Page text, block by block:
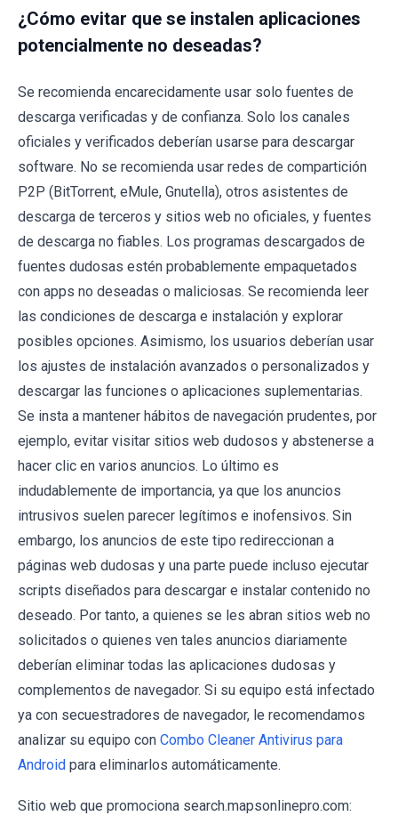
¿Cómo evitar que se instalen aplicaciones
potencialmente no deseadas?
Se recomienda encarecidamente usar solo fuentes de
descarga verificadas y de confianza. Solo los canales
oficiales y verificados deberían usarse para descargar
software. No se recomienda usar redes de compartición
P2P (BitTorrent, eMule, Gnutella), otros asistentes de
descarga de terceros y sitios web no oficiales, y fuentes
de descarga no fiables. Los programas descargados de
fuentes dudosas estén probablemente empaquetados
con apps no deseadas o maliciosas. Se recomienda leer
las condiciones de descarga e instalación y explorar
posibles opciones. Asimismo, los usuarios deberían usar
los ajustes de instalación avanzados o personalizados y
descargar las funciones o aplicaciones suplementarias.
Se insta a mantener hábitos de navegación prudentes, por
ejemplo, evitar visitar sitios web dudosos y abstenerse a
hacer clic en varios anuncios. Lo último es
indudablemente de importancia, ya que los anuncios
intrusivos suelen parecer legítimos e inofensivos. Sin
embargo, los anuncios de este tipo redireccionan a
páginas web dudosas y una parte puede incluso ejecutar
scripts diseñados para descargar e instalar contenido no
deseado. Por tanto, a quienes se les abran sitios web no
solicitados o quienes ven tales anuncios diariamente
deberían eliminar todas las aplicaciones dudosas y
complementos de navegador. Si su equipo está infectado
ya con secuestradores de navegador, le recomendamos
analizar su equipo con Combo Cleaner Antivirus para
Android para eliminarlos automáticamente.
Sitio web que promociona search.mapsonlinepro.com: